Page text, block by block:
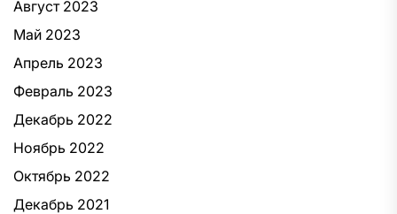
Август 2023
Май 2023
Апрель 2023
Февраль 2023
Декабрь 2022
Ноябрь 2022
Октябрь 2022
Декабрь 2021